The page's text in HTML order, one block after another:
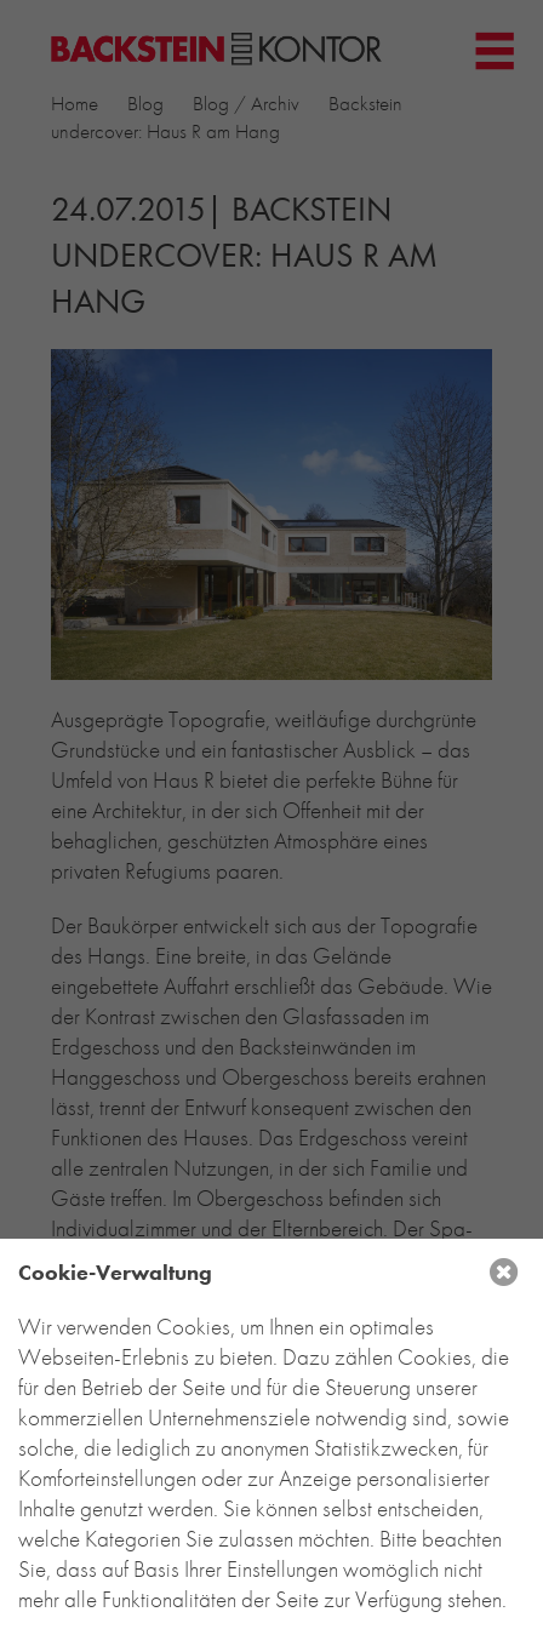
PROJEKTE
▼
KIRCHEN
MEHRFAMILIENHÄUSER
MUSEEN
EINFAMILIENHÄUSER
BILDUNG & FORSCHUNG
PRODUKTE
▼
RIEMCHENKOLLEKTIONEN TONWERK
ALLGEMEINE RIEMCHENKOLLEKTIONEN
PETERSEN TEGL
RECYCLING-ZIEGEL
RE-USE-ZIEGEL
GLASUR-ZIEGEL
FASSADENPLANUNG (SCHWEIZ)
PRIVATKUNDEN
ÜBER UNS
BLOG
Home Blog Blog / Archiv
Backstein
undercover: Haus R am Hang
24.07.2015| BACKSTEIN
UNDERCOVER: HAUS R AM
HANG
Ausgeprägte Topografie, weitläufige durchgrünte
Grundstücke und ein fantastischer Ausblick – das
Umfeld von Haus R bietet die perfekte Bühne für
eine Architektur, in der sich Offenheit mit der
behaglichen, geschützten Atmosphäre eines
privaten Refugiums paaren.
Der Baukörper entwickelt sich aus der Topografie
des Hangs. Eine breite, in das Gelände
eingebettete Auffahrt erschließt das Gebäude. Wie
der Kontrast zwischen den Glasfassaden im
Erdgeschoss und den Backsteinwänden im
Hanggeschoss und Obergeschoss bereits erahnen
lässt, trennt der Entwurf konsequent zwischen den
Funktionen des Hauses. Das Erdgeschoss vereint
alle zentralen Nutzungen, in der sich Familie und
Gäste treffen. Im Obergeschoss befinden sich
Individualzimmer und der Elternbereich. Der Spa-
Bereich verbindet das Hanggeschoss mit dem
Schwimmbad auf Gartenebene.
Während im Erdgeschoss die großzügigen
Glasflächen für Offenheit und einen starken
Außenbezug zum reizvollen Umfeld sorgen,
umhüllen die sandfarben geschlämmten
Backsteinwände schützend alle Bereiche, die nach
Privatsphäre verlangen. Fast scheinen die
mediterran und zugleich modern anmutenden
Backsteinkörper auf einem Sockel aus Glas zu
schweben. Backstein als Fassadenmaterial stand
wegen seiner Beständigkeit und Nachhaltigkeit
Cookie-Verwaltung
Wir verwenden Cookies, um Ihnen ein optimales
Webseiten-Erlebnis zu bieten. Dazu zählen Cookies, die
für den Betrieb der Seite und für die Steuerung unserer
kommerziellen Unternehmensziele notwendig sind, sowie
solche, die lediglich zu anonymen Statistikzwecken, für
Komforteinstellungen oder zur Anzeige personalisierter
Inhalte genutzt werden. Sie können selbst entscheiden,
welche Kategorien Sie zulassen möchten. Bitte beachten
Sie, dass auf Basis Ihrer Einstellungen womöglich nicht
mehr alle Funktionalitäten der Seite zur Verfügung stehen.